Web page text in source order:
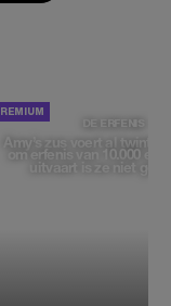
DE ERFENIS
Amy’s zus voert al twintig
om erfenis van 10.000
uitvaart is ze niet